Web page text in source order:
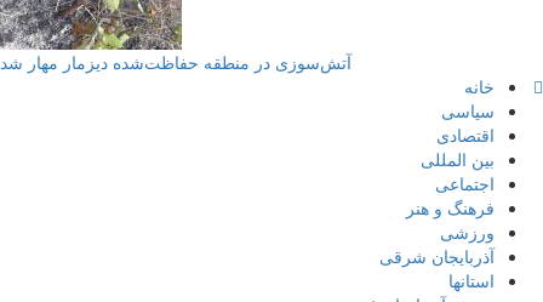
آتش‌سوزی در منطقه حفاظت‌شده دیزمار مهار شد
خانه
سیاسی
اقتصادی
بین المللی
اجتماعی
فرهنگ و هنر
ورزشی
آذربایجان شرقی
استانها